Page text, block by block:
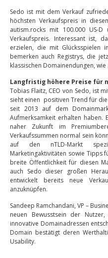
Sedo ist mit dem Verkauf
höchsten Verkaufspreis in
autism.rocks mit 100.000 US-
Verkaufspreis. Interessant ist,
erzielen, die mit Glücksspielen
bemerken auch Registrys, die
klassischen Domainendungen,
Langfristig höhere Preise für
Tobias Flaitz, CEO von Sedo, ist
sieht einen positiven Trend für
seit 2013 auf dem
Aufmerksamkeit erhalten haben.
naher Zukunft im
Verkaufssummen normal sein
auf den nTLD-Markt
Marketingaktivitäten sowie Tipps
breite Öffentlichkeit für diesen
auch Sedo dieser großen
entwickelt bereits neue
anzuknüpfen.
Sandeep Ramchandani, VP –
neuen Bewusstsein der
innovative Domainadressen
Domain bestätigt deren
Usability.